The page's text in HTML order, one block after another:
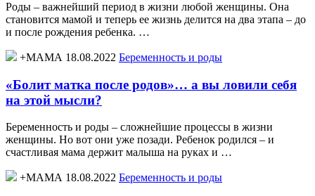
Роды – важнейший период в жизни любой женщины. Она
становится мамой и теперь ее жизнь делится на два этапа – до
и после рождения ребенка. …
+МАМА 18.08.2022 Беременность и роды
«Болит матка после родов»… а вы ловили себя
на этой мысли?
Беременность и роды – сложнейшие процессы в жизни
женщины. Но вот они уже позади. Ребенок родился – и
счастливая мама держит малыша на руках и …
+МАМА 18.08.2022 Беременность и роды